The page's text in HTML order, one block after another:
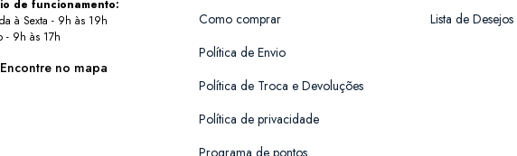
de funcionamento:
à Sexta - 9h às 19h
- 9h às 17h
Encontre no mapa
Como comprar
Política de Envio
Política de Troca e Devoluções
Política de privacidade
Programa de pontos
Lista de Desejos